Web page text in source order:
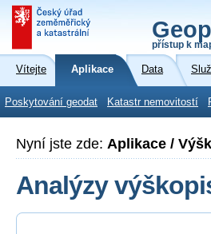
přístup k
Vítejte Aplikace Data
Poskytování geodat Katastr nemovitostí
Nyní jste zde: Aplikace /
Analýzy